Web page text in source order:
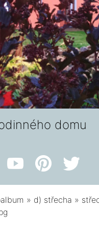
domu
» d) střecha »